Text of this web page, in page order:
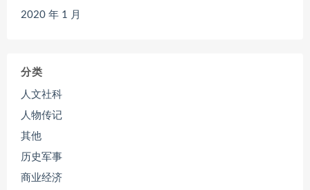
2020 年 1 月
分类
人文社科
人物传记
其他
历史军事
商业经济